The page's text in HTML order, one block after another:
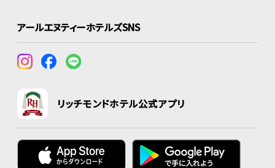
アールエヌティーホテルズSNS
リッチモンドホテル公式アプリ